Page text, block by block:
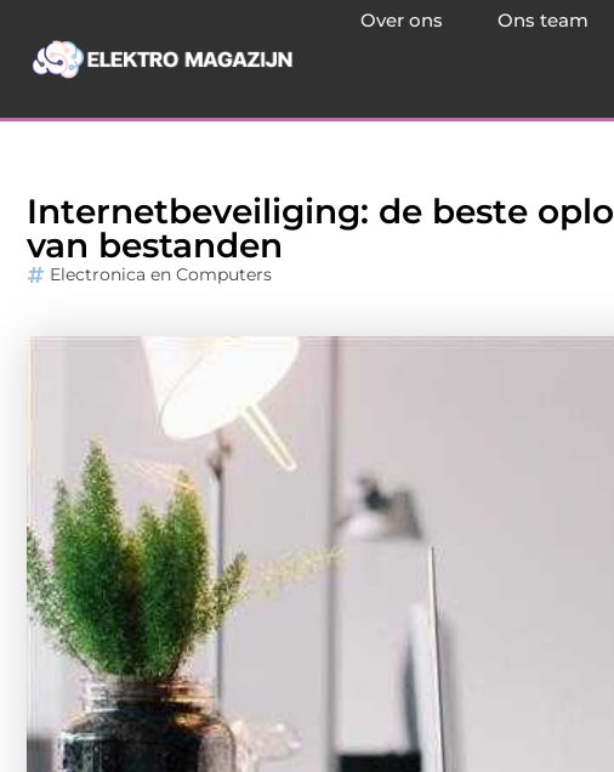
Over ons Ons team
Internetbeveiliging: de beste
van bestanden
Electronica en Computers